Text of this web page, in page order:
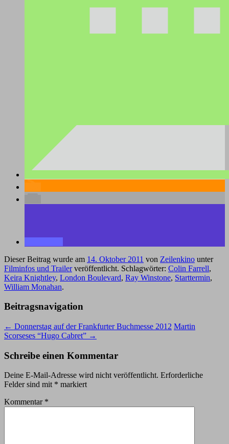
Dieser Beitrag wurde am 14. Oktober 2011 von Zeilenkino unter
Filminfos und Trailerveröffentlicht. Schlagwörter: Colin Farrell,
Keira Knightley, London Boulevard, Ray Winstone, Starttermin,
William Monahan.
Beitragsnavigation
← Donnerstag auf der Frankfurter Buchmesse 2012 Martin
Scorseses “Hugo Cabret” →
Schreibe einen Kommentar
Deine E-Mail-Adresse wird nicht veröffentlicht. Erforderliche
Felder sind mit * markiert
Kommentar *